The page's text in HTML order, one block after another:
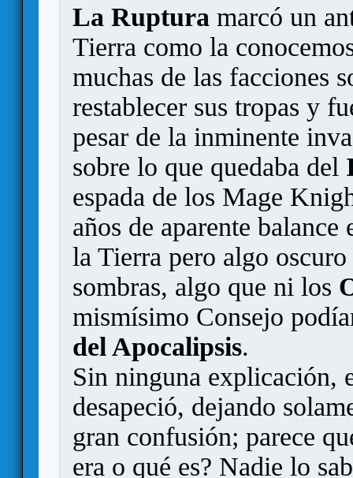
La Ruptura marcó un
Tierra como la
muchas de las facciones
restablecer sus tropas y
pesar de la inminente
sobre lo que quedaba del
espada de los Mage
años de aparente
la Tierra pero algo
sombras, algo que ni los
mismísimo Consejo
del Apocalipsis.
Sin ninguna explicación,
desapeció, dejando
gran confusión; parece
era o qué es? Nadie lo